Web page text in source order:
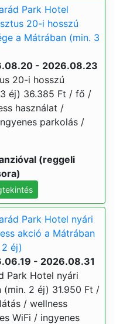
Park Hotel
20-i hosszú
a Mátrában (min. 3
- 2026.08.23
20-i hosszú
éj) 36.385 Ft / fő /
használat /
parkolás /
(reggeli
Park Hotel nyári
akció a Mátrában
éj)
- 2026.08.31
Park Hotel nyári
(min. 2 éj) 31.950 Ft /
/ wellness
WiFi / ingyenes